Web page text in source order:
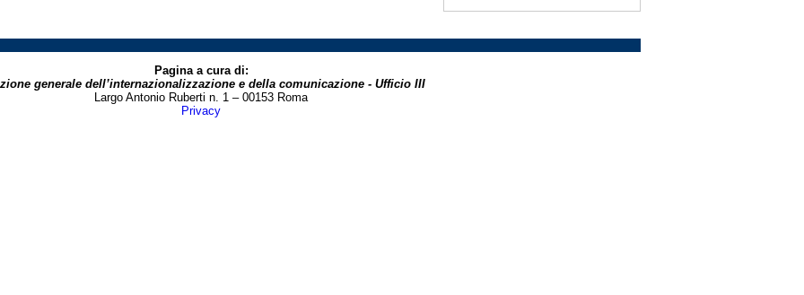
Pagina a cura di:
generale dell’internazionalizzazione e della comunicazione - Ufficio III
Largo Antonio Ruberti n. 1 – 00153 Roma
Privacy